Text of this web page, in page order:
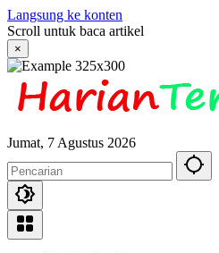
Langsung ke konten
Scroll untuk baca artikel
×
Jumat, 7 Agustus 2026